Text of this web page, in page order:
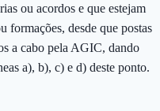
ou acordos e que estejam
formações, desde que postas
a cabo pela AGIC, dando
a), b), c) e d) deste ponto.